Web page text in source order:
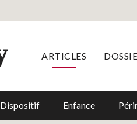
ARTICLES
Dispositif Enfance